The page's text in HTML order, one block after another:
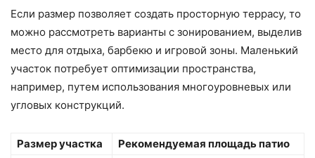
Если размер позволяет создать просторную террасу, то
можно рассмотреть варианты с зонированием, выделив
место для отдыха, барбекю и игровой зоны. Маленький
участок потребует оптимизации пространства,
например, путем использования многоуровневых или
угловых конструкций.
Размер участка
Рекомендуемая площадь патио